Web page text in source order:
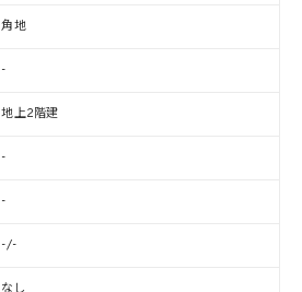
角地
-
地上2階建
-
-
-/-
なし